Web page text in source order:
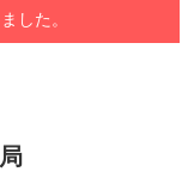
した。